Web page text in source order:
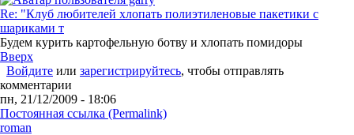
Re: "Клуб любителей хлопать полиэтиленовые пакетики с
шариками т
Будем курить картофельную ботву и хлопать помидоры
Вверх
Войдите или зарегистрируйтесь, чтобы отправлять
комментарии
пн, 21/12/2009 - 18:06
Постоянная ссылка (Permalink)
roman